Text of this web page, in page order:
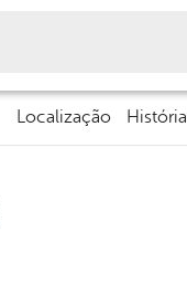
Localização História